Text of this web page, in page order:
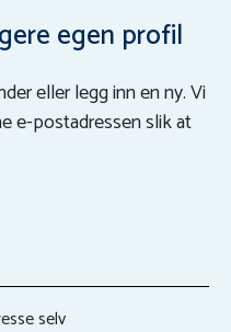
egen profil
eller legg inn en ny. Vi
e-postadressen slik at
selv